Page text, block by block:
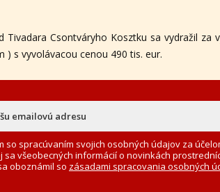
Csontváryho Kosztku sa vydražil za
) s vyvolávacou cenou 490 tis. eur.
so spracúvaním svojich osobných údajov za
sa všeobecných informácií o novinkách
oboznámil so zásadami spracovania osobných